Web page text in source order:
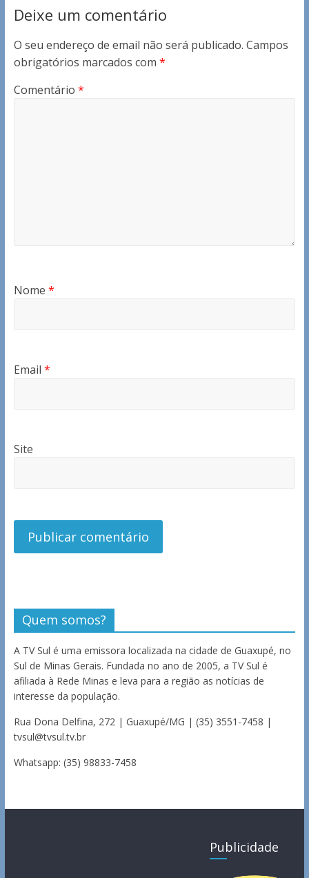
Deixe um comentário
O seu endereço de email não será publicado. Campos
obrigatórios marcados com *
Comentário *
Nome *
Email *
Site
Quem somos?
A TV Sul é uma emissora localizada na cidade de Guaxupé, no
Sul de Minas Gerais. Fundada no ano de 2005, a TV Sul é
afiliada à Rede Minas e leva para a região as notícias de
interesse da população.
Rua Dona Delfina, 272 | Guaxupé/MG | (35) 3551-7458 |
tvsul@tvsul.tv.br
Whatsapp: (35) 98833-7458
Publicidade